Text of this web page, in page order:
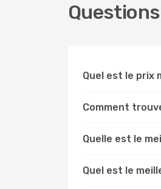
Quel est le prix
Comment
Quelle est le
Quel est le